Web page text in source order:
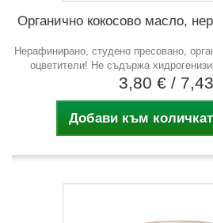
Органично кокосово масло,
Нерафинирано, студено пресовано,
оцветители! Не съдържа
3,80 € /
Добави към